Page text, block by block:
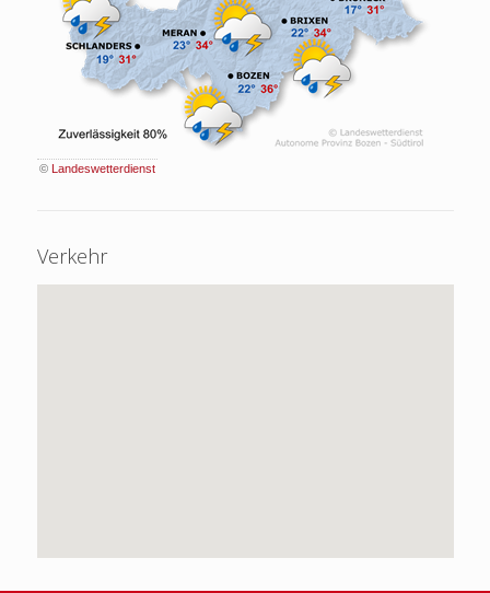
© Landeswetterdienst
Verkehr